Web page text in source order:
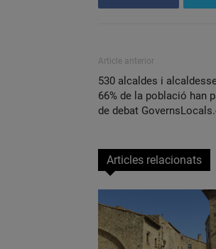
Article anterior
530 alcaldes i
66% de la població han
de debat
Articles relacionats